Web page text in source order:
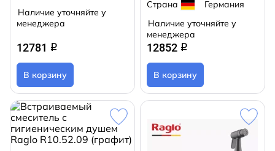
Наличие уточняйте у
менеджера
12781 q
В корзину
Страна
Германия
Наличие уточняйте у
менеджера
12852 q
В корзину